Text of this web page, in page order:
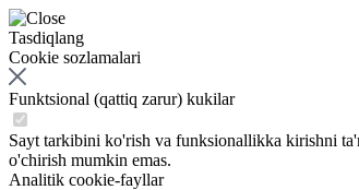
Tasdiqlang
Cookie sozlamalari
Funktsional (qattiq zarur) kukilar
Sayt tarkibini ko'rish va funksionallikka kirishni
o'chirish mumkin emas.
Analitik cookie-fayllar